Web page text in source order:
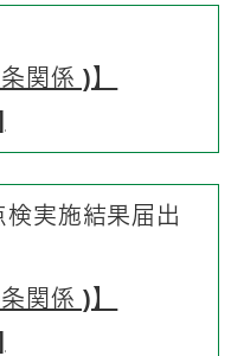
関係 )】
実施結果届出
関係 )】